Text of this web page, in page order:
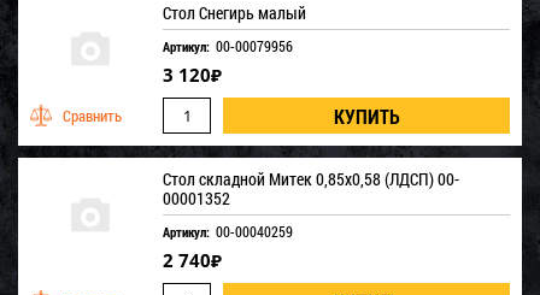
Стол Снегирь малый
Артикул: 00-00079956
3 120₽
Стол складной Митек 0,85х0,58 (ЛДСП) 00-
00001352
Артикул: 00-00040259
2 740₽